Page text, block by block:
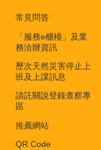
常見問答
「服務e櫃檯」及業
務洽辦資訊
歷次天然災害停止上
班及上課訊息
請託關說登錄查察專
區
推薦網站
QR Code